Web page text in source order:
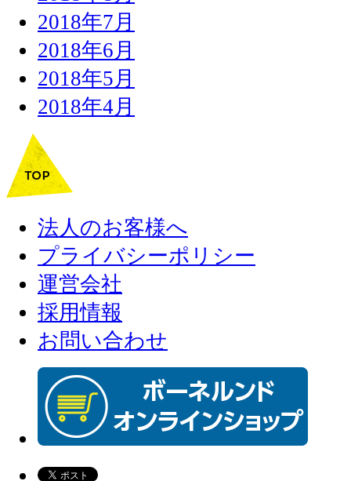
2018年7月
2018年6月
2018年5月
2018年4月
法人のお客様へ
プライバシーポリシー
運営会社
採用情報
お問い合わせ